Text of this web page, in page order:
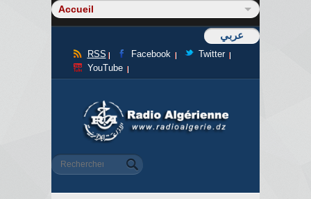
عربي
RSS Facebook
Twitter
YouTube
Formulaire de recherche
Rechercher